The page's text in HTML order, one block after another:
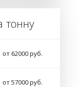
тонну
от 62000 руб.
от 57000 руб.